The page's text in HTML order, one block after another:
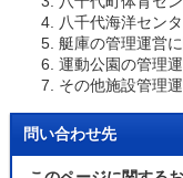
八千代海洋セン
艇庫の管理運営に
運動公園の管理
その他施設管理
問い合わせ先